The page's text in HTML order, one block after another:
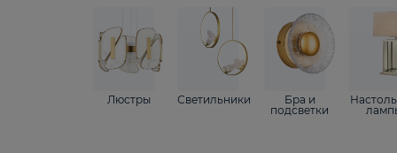
Люстры Светильники
Бра и
подсветки